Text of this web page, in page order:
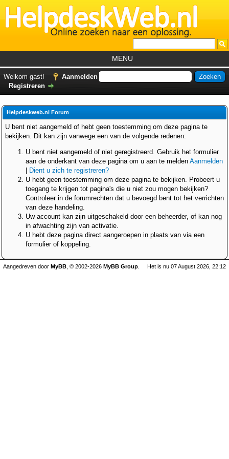
MENU
Helpdesks
Forum
Welkom gast!
Aanmelden
Registreren
Helpdeskweb.nl Forum
U bent niet aangemeld of hebt geen toestemming om deze pagina te
bekijken. Dit kan zijn vanwege een van de volgende redenen:
U bent niet aangemeld of niet geregistreerd. Gebruik het formulier
aan de onderkant van deze pagina om u aan te melden Aanmelden
Dient u zich te registreren?
U hebt geen toestemming om deze pagina te bekijken. Probeert u
toegang te krijgen tot pagina's die u niet zou mogen bekijken?
Controleer in de forumrechten dat u bevoegd bent tot het verrichten
van deze handeling.
Uw account kan zijn uitgeschakeld door een beheerder, of kan nog
in afwachting zijn van activatie.
U hebt deze pagina direct aangeroepen in plaats van via een
formulier of koppeling.
Het is nu 07 August 2026, 22:12
Aangedreven door MyBB , © 2002-2026 MyBB Group